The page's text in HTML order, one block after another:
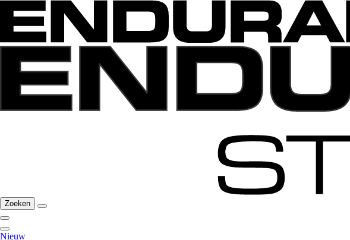
Zoeken
Nieuw